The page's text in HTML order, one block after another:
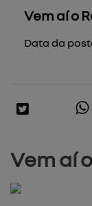
Vem aí o
Data da
Vem aí